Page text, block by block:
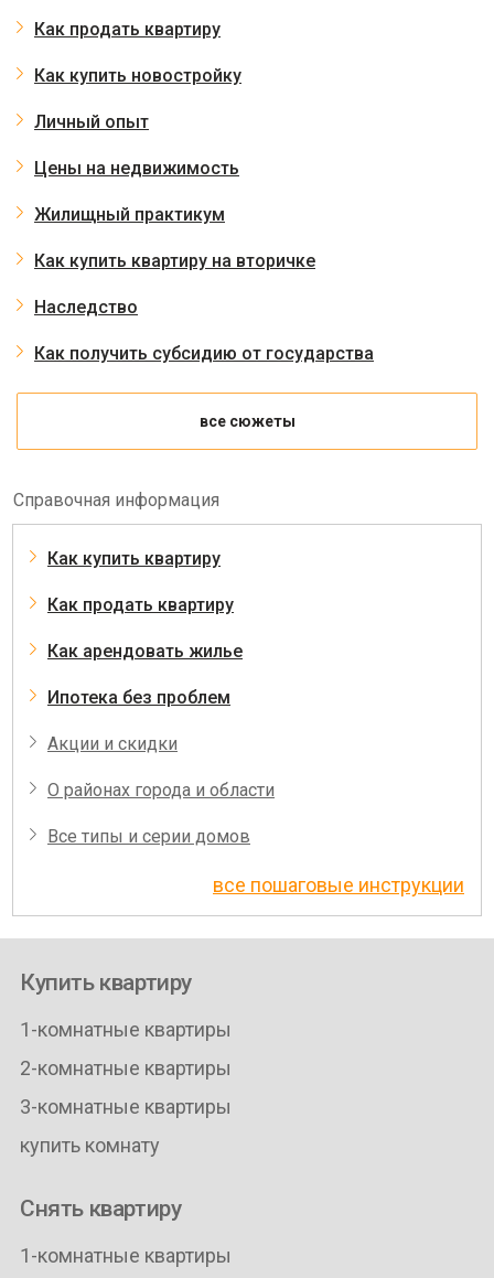
Как продать квартиру
Как купить новостройку
Личный опыт
Цены на недвижимость
Жилищный практикум
Как купить квартиру на вторичке
Наследство
Как получить субсидию от государства
все сюжеты
Справочная информация
Как купить квартиру
Как продать квартиру
Как арендовать жилье
Ипотека без проблем
Акции и скидки
О районах города и области
Все типы и серии домов
все пошаговые инструкции
Купить квартиру
1-комнатные квартиры
2-комнатные квартиры
3-комнатные квартиры
купить комнату
Снять квартиру
1-комнатные квартиры